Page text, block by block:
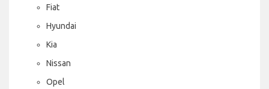
Fiat
Hyundai
Kia
Nissan
Opel